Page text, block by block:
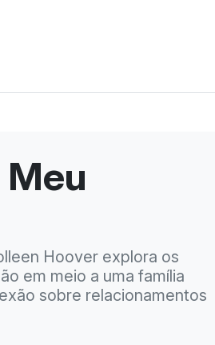
Hoover explora os
em meio a uma família
sobre relacionamentos